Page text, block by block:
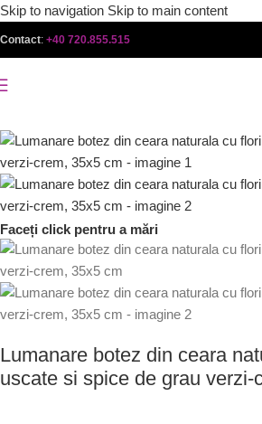
Skip to navigation Skip to main content
Contact: +40 720.855.515
Faceți click pentru a mări
Lumanare botez din ceara
uscate si spice de grau verzi-